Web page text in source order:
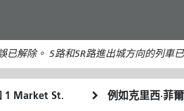
主
要
內
容
解除。 5路和5R路進出城方向的列車
終
點
我